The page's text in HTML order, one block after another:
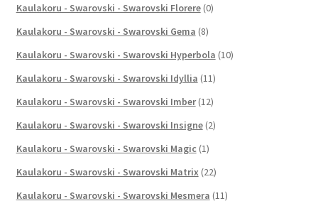
Kaulakoru - Swarovski - Swarovski Florere (0)
Kaulakoru - Swarovski - Swarovski Gema (8)
Kaulakoru - Swarovski - Swarovski Hyperbola (10)
Kaulakoru - Swarovski - Swarovski Idyllia (11)
Kaulakoru - Swarovski - Swarovski Imber (12)
Kaulakoru - Swarovski - Swarovski Insigne (2)
Kaulakoru - Swarovski - Swarovski Magic (1)
Kaulakoru - Swarovski - Swarovski Matrix (22)
Kaulakoru - Swarovski - Swarovski Mesmera (11)